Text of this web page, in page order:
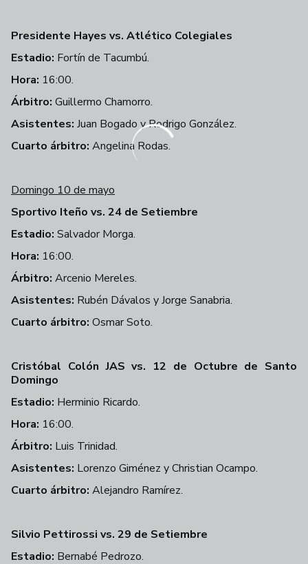
Presidente Hayes vs. Atlético Colegiales
Estadio: Fortín de Tacumbú.
Hora: 16:00.
Árbitro: Guillermo Chamorro.
Asistentes: Juan Bogado y Rodrigo González.
Cuarto árbitro: Angelina Rodas.
Domingo 10 de mayo
Sportivo Iteño vs. 24 de Setiembre
Estadio: Salvador Morga.
Hora: 16:00.
Árbitro: Arcenio Mereles.
Asistentes: Rubén Dávalos y Jorge Sanabria.
Cuarto árbitro: Osmar Soto.
Cristóbal Colón JAS vs. 12 de Octubre de Santo
Domingo
Estadio: Herminio Ricardo.
Hora: 16:00.
Árbitro: Luis Trinidad.
Asistentes: Lorenzo Giménez y Christian Ocampo.
Cuarto árbitro: Alejandro Ramírez.
Silvio Pettirossi vs. 29 de Setiembre
Estadio: Bernabé Pedrozo.